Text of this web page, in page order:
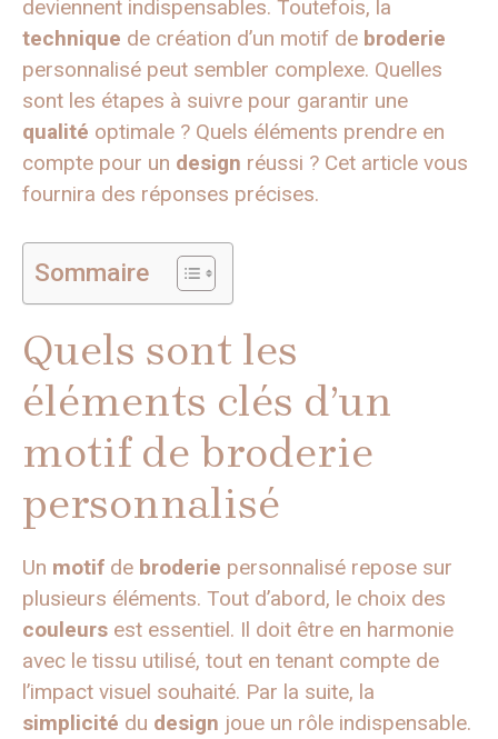
deviennent indispensables. Toutefois, la
technique de création d’un motif de broderie
personnalisé peut sembler complexe. Quelles
sont les étapes à suivre pour garantir une
qualité optimale ? Quels éléments prendre en
compte pour un design réussi ? Cet article vous
fournira des réponses précises.
Sommaire
Quels sont les
éléments clés d’un
motif de broderie
personnalisé
Un motif de broderie personnalisé repose sur
plusieurs éléments. Tout d’abord, le choix des
couleurs est essentiel. Il doit être en harmonie
avec le tissu utilisé, tout en tenant compte de
l’impact visuel souhaité. Par la suite, la
simplicité du design joue un rôle indispensable.